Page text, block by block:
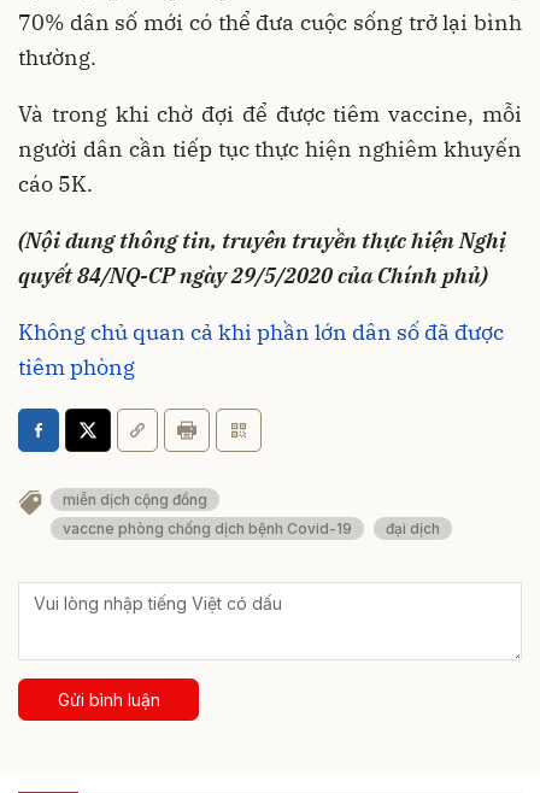
70% dân số mới có thể đưa cuộc sống trở lại bình
thường.
Và trong khi chờ đợi để được tiêm vaccine, mỗi
người dân cần tiếp tục thực hiện nghiêm khuyến
cáo 5K.
(Nội dung thông tin, truyên truyền thực hiện Nghị
quyết 84/NQ-CP ngày 29/5/2020 của Chính phủ)
Không chủ quan cả khi phần lớn dân số đã được
tiêm phòng
miễn dịch cộng đồng
vaccne phòng chống dịch bệnh Covid-19
đại dịch
Gửi bình luận